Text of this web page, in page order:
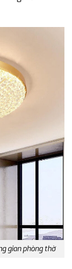
gian phòng thờ